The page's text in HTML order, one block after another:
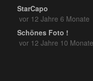
StarCapo
vor 12 Jahre 6 Monate
Schönes Foto !
vor 12 Jahre 10 Monate